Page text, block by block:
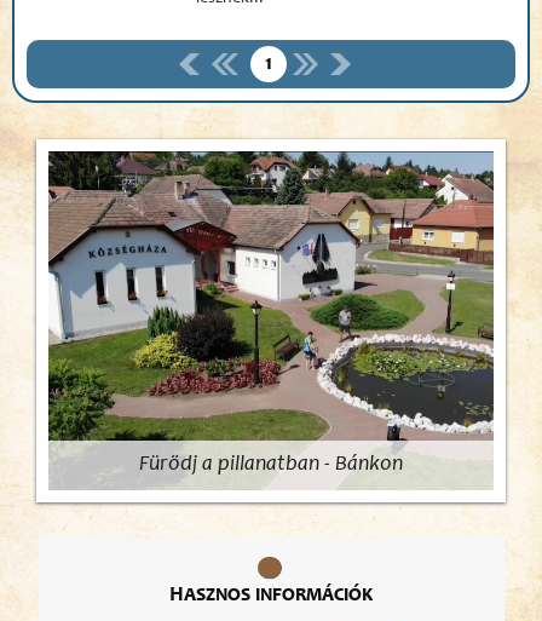
1
Fürödj a pillanatban - Bánkon
Hasznos információk